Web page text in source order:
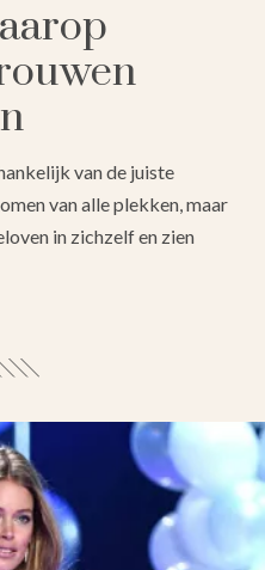
van de juiste
van alle plekken, maar
in zichzelf en zien